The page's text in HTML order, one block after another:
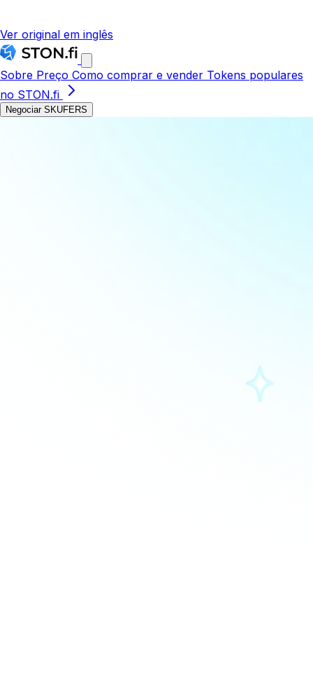
Ver original em inglês
Sobre Preço Como comprar e vender Tokens populares
no STON.fi
Negociar SKUFERS